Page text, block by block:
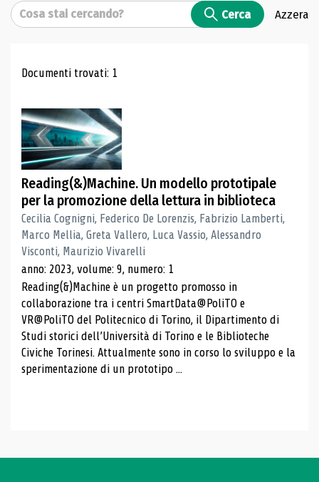
Cerca Cerca Azzera
Risultati di ricerca
Documenti trovati: 1
Reading(&)Machine. Un modello prototipale
per la promozione della lettura in biblioteca
Cecilia Cognigni, Federico De Lorenzis, Fabrizio Lamberti,
Marco Mellia, Greta Vallero, Luca Vassio, Alessandro
Visconti, Maurizio Vivarelli
anno: 2023, volume: 9, numero: 1
Reading(&)Machine è un progetto promosso in
collaborazione tra i centri SmartData@PoliTO e
VR@PoliTO del Politecnico di Torino, il Dipartimento di
Studi storici dell’Università di Torino e le Biblioteche
Civiche Torinesi. Attualmente sono in corso lo sviluppo e la
sperimentazione di un prototipo ...